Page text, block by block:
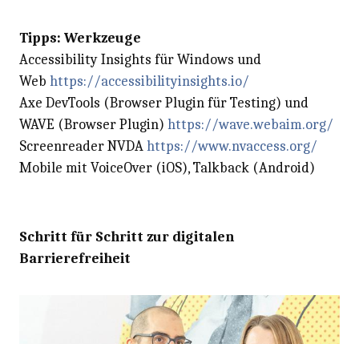
Tipps: Werkzeuge
Accessibility Insights für Windows und
Web https://accessibilityinsights.io/
Axe DevTools (Browser Plugin für Testing) und
WAVE (Browser Plugin) https://wave.webaim.org/
Screenreader NVDAhttps://www.nvaccess.org/
Mobile mit VoiceOver (iOS), Talkback (Android)
Schritt für Schritt zur digitalen
Barrierefreiheit